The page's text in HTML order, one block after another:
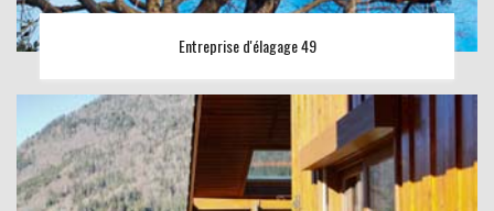
Entreprise d'élagage 49